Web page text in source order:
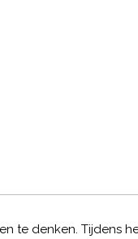
te denken. Tijdens